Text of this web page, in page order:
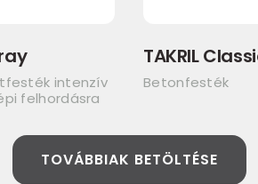
intenzív
felhordásra
TAKRIL
Betonfesték
TOVÁBBIAK BETÖLTÉSE